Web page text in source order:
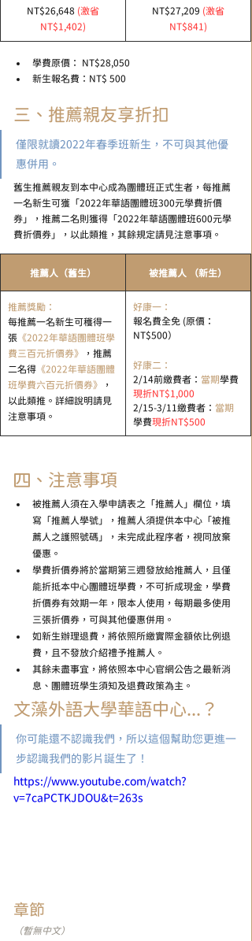
NT$26,648 (激省
NT$1,402)
NT$27,209 (激省
NT$841)
學費原價： NT$28,050
新生報名費：NT$ 500
三、推薦親友享折扣
僅限就讀2022年春季班新生，不可與其他優
惠併用。
舊生推薦親友到本中心成為團體班正式生者，每推薦
一名新生可獲「2022年華語團體班300元學費折價
券」，推薦二名則獲得「2022年華語團體班600元學
費折價券」，以此類推，其餘規定請見注意事項。
推薦人（舊生） ​被推薦人 （新生）
推薦獎勵：
每推薦一名新生可穫得一
張 《2022年華語團體班學
費三百元折價券》
，推薦
二名得 《2022年華語團體
班學費六百元折價券》
，
以此類推。詳細說明請見
注意事項。
好康一：
報名費全免 (原價：
NT$500）
好康二：
2/14前繳費者： 當期學費
現折NT$1,000
2/15-3/11繳費者： 當期
學費現折NT$500
四、注意事項
被推薦人須在入學申請表之「推薦人」欄位，填
寫「推薦人學號」，推薦人須提供本中心「被推
薦人之護照號碼」，未完成此程序者，視同放棄
優惠。
學費折價券將於當期第三週發放給推薦人，且僅
能折抵本中心團體班學費，不可折成現金，學費
折價券有效期一年，限本人使用，每期最多使用
三張折價券，可與其他優惠併用。
如新生辦理退費，將依照所繳實際金額依比例退
費，且不發放介紹禮予推薦人。
其餘未盡事宜，將依照本中心官網公告之最新消
息、團體班學生須知及退費政策為主。
文藻外語大學華語中心...？
你可能還不認識我們，所以這個幫助您更進一
步認識我們的影片誕生了！
https://www.youtube.com/watch?
v=7caPCTKJDOU&t=263s
章節
（暫無中文）